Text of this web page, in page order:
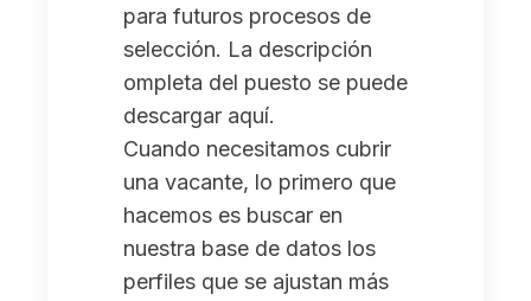
para futuros procesos de
selección. La descripción
ompleta del puesto se puede
descargar aquí.
Cuando necesitamos cubrir
una vacante, lo primero que
hacemos es buscar en
nuestra base de datos los
perfiles que se ajustan más